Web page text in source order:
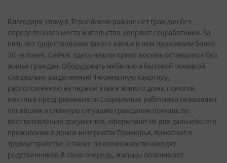
Благодаря этому в Тернейском районе нет граждан без
определенного места жительства, уверяют соцработники. За
пять лет существования такого жилья в нем проживали более
30 человек. Сейчас здесь нашли приют восемь оставшихся без
жилья граждан. Оборудовать мебелью и бытовой техникой
специально выделенную 4-комнатную квартиру,
расположенную на первом этаже жилого дома, помогли
местные предприниматели.Социальные работники оказывают
попавшим в сложную ситуацию гражданам помощь по
восстановлению документов, оформляют их для дальнейшего
проживания в домах-интернатах Приморья, помогают в
трудоустройстве, а также по возможности находят
родственников.В свою очередь, жильцы оплачивают